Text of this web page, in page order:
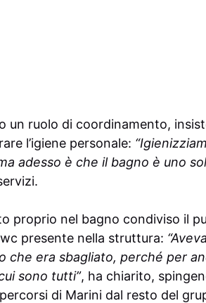
un ruolo di coordinamento,
l’igiene personale:
adesso è che il bagno è uno
proprio nel bagno condiviso il
presente nella struttura:
che era sbagliato, perché per
sono tutti”, ha chiarito,
di Marini dal resto del